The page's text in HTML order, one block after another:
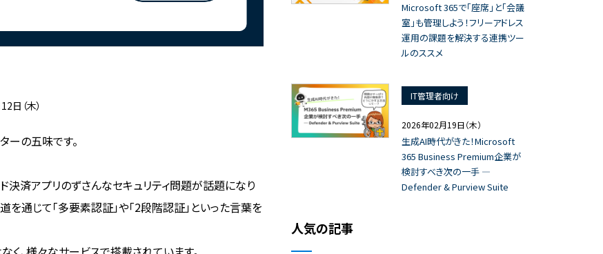
日（木）
ーの五味です。
決済アプリのずさんなセキュリティ問題が話題になり
を通じて「多要素認証」や「2段階認証」といった言葉を
Microsoft 365で「座席」と「会議
室」も管理しよう！フリーアドレス
運用の課題を解決する連携ツー
ルのススメ
IT管理者向け
2026年02月19日（木）
生成AI時代がきた！Microsoft
365 Business Premium企業が
検討すべき次の一手 ―
Defender & Purview Suite
人気の記事